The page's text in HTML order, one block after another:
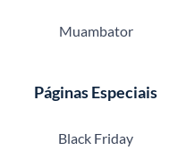
Muambator
Páginas Especiais
Black Friday